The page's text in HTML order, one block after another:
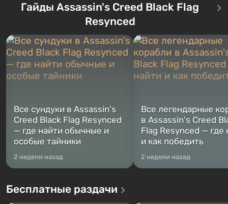
Впервые игра расскажет историю
Тревора и Франклина, между
которыми вы сможете
переключаться в любое время.
Жанр и...
76, первого среди
Оно же, по задумке
первым после того, как на
Америку упадут ядерные
Место действия Fallout...
Гайды Assassin's Creed Black Flag
Resynced
Все сундуки в Assassin's
Creed Black Flag Resynced
— где найти обычные и
особые тайники
2 недели назад
Все легендарные
в Assassin's Creed
Flag Resynced — где
и как победить
2 недели назад
Бесплатные раздачи